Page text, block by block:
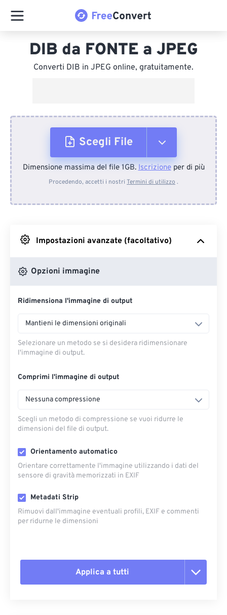
DIB da FONTE a JPEG
Converti DIB in JPEG online, gratuitamente.
Scegli File
Dal dispositivo
Da Google Drive
Dimensione massima del file 1GB.Iscrizioneper di più
Procedendo, accetti i nostri Termini di utilizzo .
Impostazioni avanzate (facoltativo)
Opzioni immagine
Ridimensiona l'immagine di output
Mantieni le dimensioni originali
Selezionare un metodo se si desidera ridimensionare
l'immagine di output.
Comprimi l'immagine di output
Nessuna compressione
Scegli un metodo di compressione se vuoi ridurre le
dimensioni del file di output.
Orientamento automatico
Orientare correttamente l'immagine utilizzando i dati del
sensore di gravità memorizzati in EXIF
Metadati Strip
Rimuovi dall'immagine eventuali profili, EXIF ​​e commenti
per ridurne le dimensioni
Applica a tutti